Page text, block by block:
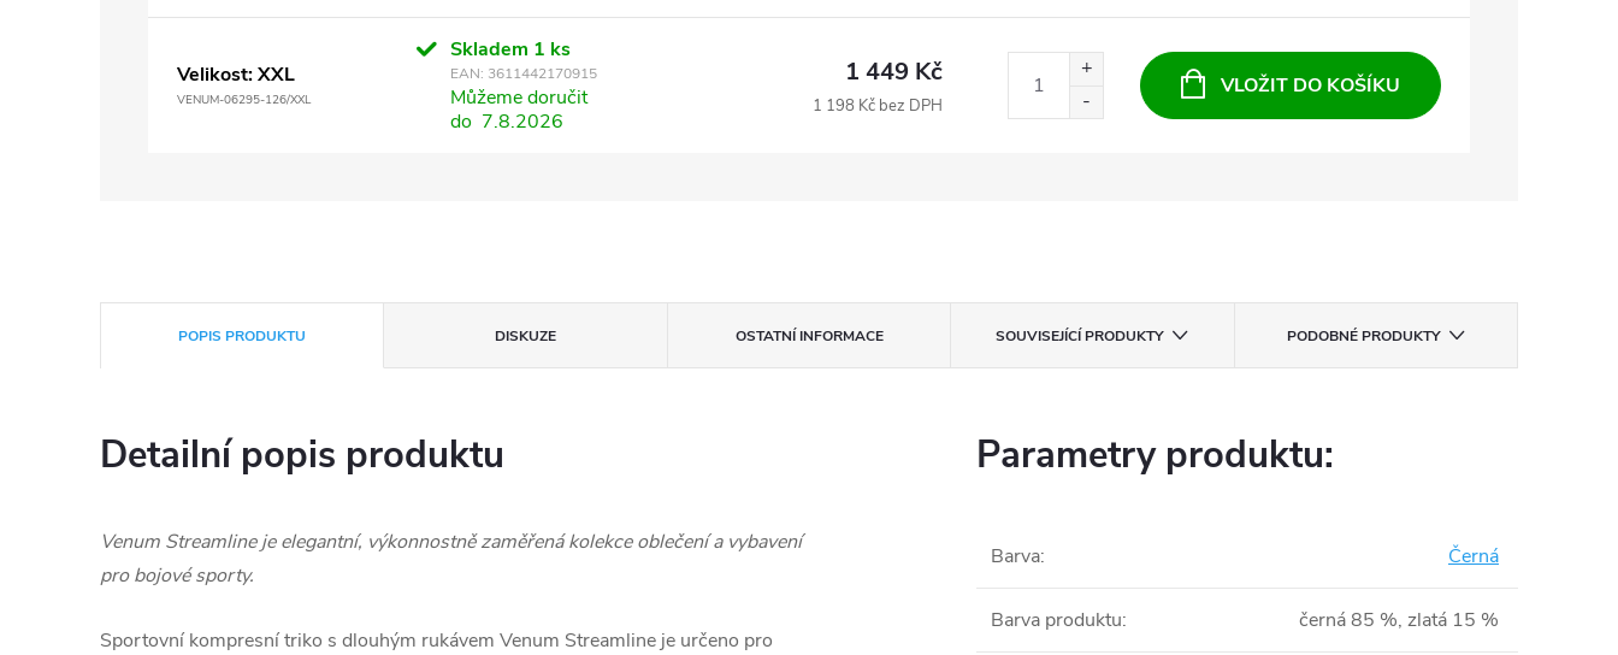
Velikost: XXL
VENUM-06295-126/XXL
Skladem 1 ks
EAN: 3611442170915
Můžeme doručit
do 7.8.2026
1 449 Kč
1 198 Kč bez DPH
VLOŽIT DO KOŠÍKU
POPIS PRODUKTU DISKUZE OSTATNÍ INFORMACE SOUVISEJÍCÍ PRODUKTY PODOBNÉ PRODUKTY
Detailní popis produktu
Venum Streamline je elegantní, výkonnostně zaměřená kolekce oblečení a vybavení
pro bojové sporty.
Sportovní kompresní triko s dlouhým rukávem Venum Streamline je určeno pro
Parametry produktu:
Barva: Černá
Barva produktu: černá 85 %, zlatá 15 %